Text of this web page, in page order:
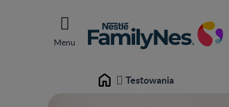
Menu
Home Testowania